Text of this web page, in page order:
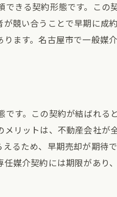
約の選び方
る方法
ション重要性
きる契約形態です。この
競い合うことで早期に成
ます。名古屋市で一般媒
す。この契約が結ばれる
リットは、不動産会社が
るため、早期売却が期待
媒介契約には期限があり